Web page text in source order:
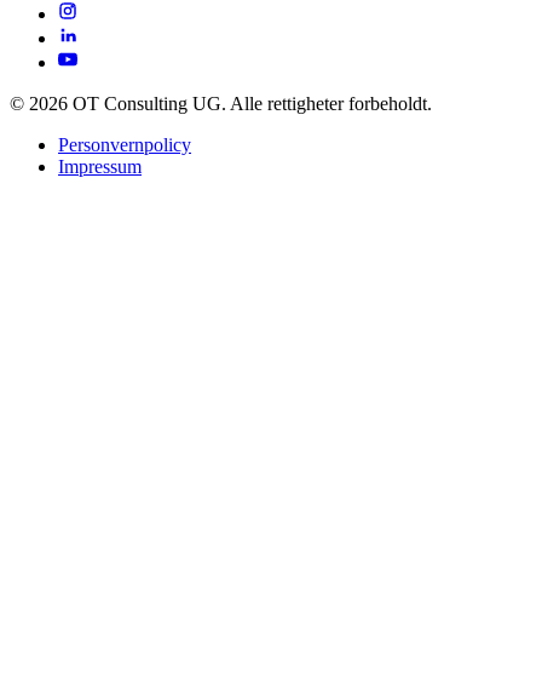
© 2026 OT Consulting UG. Alle rettigheter forbeholdt.
Personvernpolicy
Impressum